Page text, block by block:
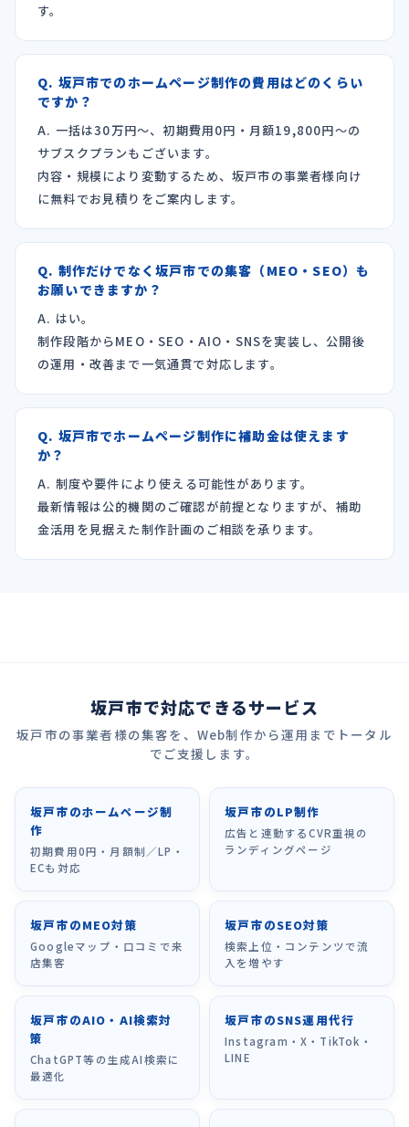
す。
Q. 坂戸市でのホームページ制作の費用はどのくらい
ですか？
A. 一括は30万円〜、初期費用0円・月額19,800円〜の
サブスクプランもございます。
内容・規模により変動するため、坂戸市の事業者様向け
に無料でお見積りをご案内します。
Q. 制作だけでなく坂戸市での集客（MEO・SEO）も
お願いできますか？
A. はい。
制作段階からMEO・SEO・AIO・SNSを実装し、公開後
の運用・改善まで一気通貫で対応します。
Q. 坂戸市でホームページ制作に補助金は使えます
か？
A. 制度や要件により使える可能性があります。
最新情報は公的機関のご確認が前提となりますが、補助
金活用を見据えた制作計画のご相談を承ります。
坂戸市で対応できるサービス
坂戸市の事業者様の集客を、Web制作から運用までトータル
でご支援します。
坂戸市のホームページ制
作
初期費用0円・月額制／LP・
ECも対応
坂戸市のLP制作
広告と連動するCVR重視の
ランディングページ
坂戸市のMEO対策
Googleマップ・口コミで来
店集客
坂戸市のSEO対策
検索上位・コンテンツで流
入を増やす
坂戸市のAIO・AI検索対
策
ChatGPT等の生成AI検索に
最適化
坂戸市のSNS運用代行
Instagram・X・TikTok・
LINE